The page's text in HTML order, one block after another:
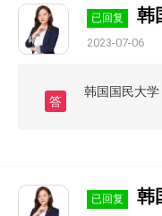
已回复 韩
2023-07-06
答
韩国国民大
已回复 韩